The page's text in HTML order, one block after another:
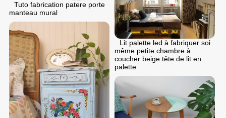
Tuto fabrication patere porte
manteau mural
Lit palette led à fabriquer soi
même petite chambre à
coucher beige tête de lit en
palette